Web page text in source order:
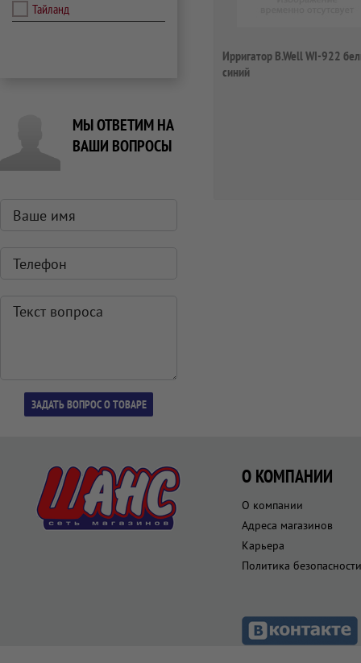
Тайланд
МЫ ОТВЕТИМ НА
ВАШИ ВОПРОСЫ
Ирригатор B.Well WI-922
синий
О КОМПАНИИ
О компании
Адреса магазинов
Карьера
Политика безопасности